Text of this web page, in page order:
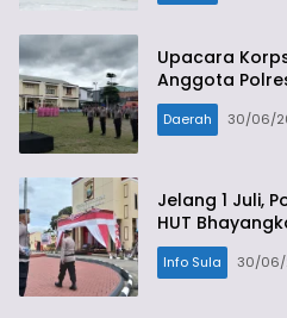
Upacara
Anggota
Daerah 30/06/
Jelang 1 Juli,
HUT
Info Sula 30/06/